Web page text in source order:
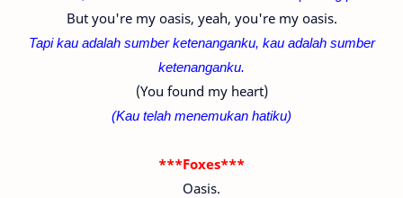
But you're my oasis, yeah, you're my oasis.
Tapi kau adalah sumber ketenanganku, kau adalah sumber
ketenanganku.
(You found my heart)
(Kau telah menemukan hatiku)
***Foxes***
Oasis.